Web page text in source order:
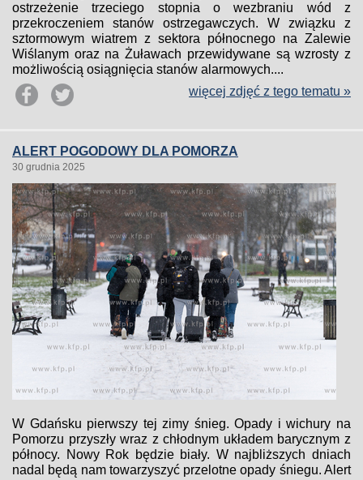
ostrzeżenie trzeciego stopnia o wezbraniu wód z
przekroczeniem stanów ostrzegawczych. W związku z
sztormowym wiatrem z sektora północnego na Zalewie
Wiślanym oraz na Żuławach przewidywane są wzrosty z
możliwością osiągnięcia stanów alarmowych....
więcej zdjęć z tego tematu »
ALERT POGODOWY DLA POMORZA
30 grudnia 2025
W Gdańsku pierwszy tej zimy śnieg. Opady i wichury na
Pomorzu przyszły wraz z chłodnym układem barycznym z
północy. Nowy Rok będzie biały. W najbliższych dniach
nadal będą nam towarzyszyć przelotne opady śniegu. Alert